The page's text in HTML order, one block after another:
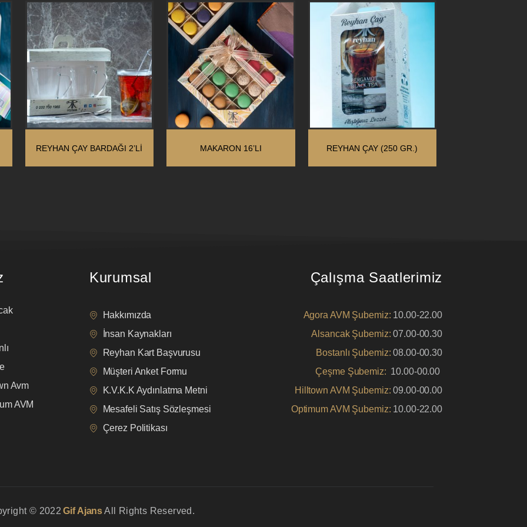
REYHAN ÇAY BARDAĞI 2’LI MAKARON 16’LI REYHAN ÇAY (250 GR.)
Avm
AVM
Kurumsal
Hakkımızda
İnsan Kaynakları
Reyhan Kart Başvurusu
Müşteri Anket Formu
K.V.K.K Aydınlatma Metni
Mesafeli Satış Sözleşmesi
Çerez Politikası
Çalışma Saatlerimiz
Agora AVM Şubemiz: 10.00-22.00
Alsancak Şubemiz: 07.00-00.30
Bostanlı Şubemiz: 08.00-00.30
Çeşme Şubemiz: 10.00-00.00
Hilltown AVM Şubemiz: 09.00-00.00
Optimum AVM Şubemiz: 10.00-22.00
© 2022 Gif AjansAll Rights Reserved.